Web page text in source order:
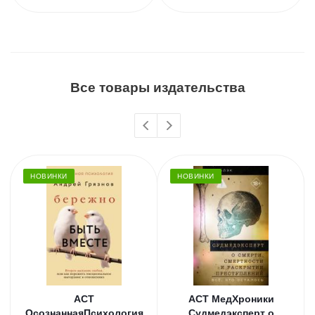
Все товары издательства
НОВИНКИ
АСТ
НОВИНКИ
АСТ МедХроники